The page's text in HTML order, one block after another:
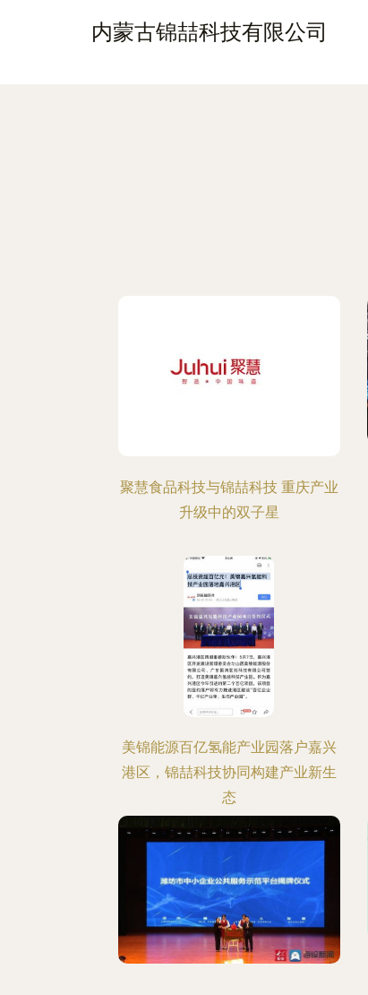
内蒙古锦喆科技有限公司
聚慧食品科技与锦喆科技 重庆产业
升级中的双子星
美锦能源百亿氢能产业园落户嘉兴
港区，锦喆科技协同构建产业新生
态